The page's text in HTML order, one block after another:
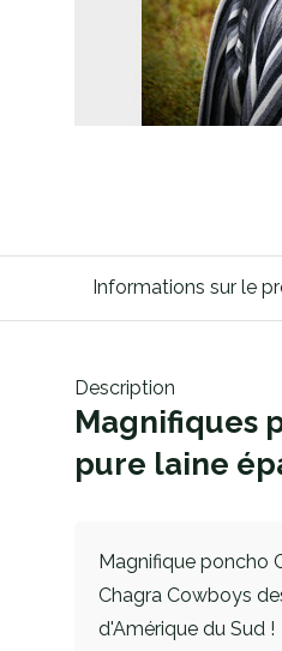
Informations sur le
Description
Magnifiques
pure laine
Magnifique poncho
Chagra Cowboys
d'Amérique du Sud !